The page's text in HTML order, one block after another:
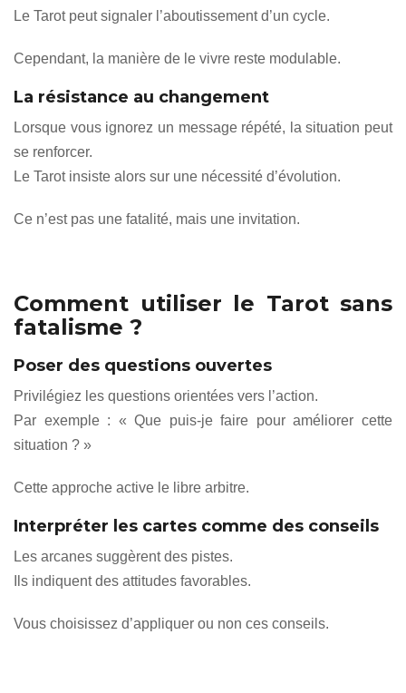
Le Tarot peut signaler l’aboutissement d’un cycle.
Cependant, la manière de le vivre reste modulable.
La résistance au changement
Lorsque vous ignorez un message répété, la situation peut
se renforcer.
Le Tarot insiste alors sur une nécessité d’évolution.
Ce n’est pas une fatalité, mais une invitation.
Comment utiliser le Tarot sans
fatalisme ?
Poser des questions ouvertes
Privilégiez les questions orientées vers l’action.
Par exemple : « Que puis-je faire pour améliorer cette
situation ? »
Cette approche active le libre arbitre.
Interpréter les cartes comme des conseils
Les arcanes suggèrent des pistes.
Ils indiquent des attitudes favorables.
Vous choisissez d’appliquer ou non ces conseils.